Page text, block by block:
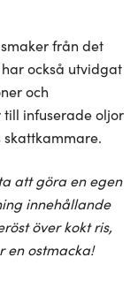
från det
också utvidgat
och
till infuserade oljor
skattkammare.
att göra en egen
innehållande
över kokt ris,
en ostmacka!